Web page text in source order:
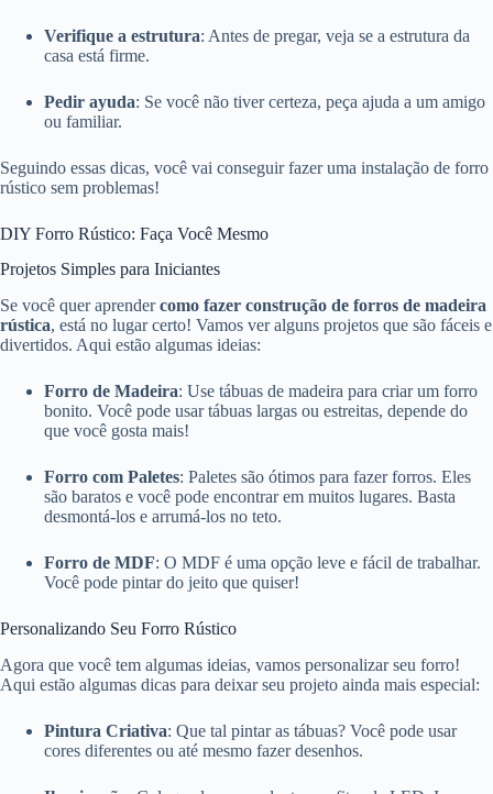
Verifique a estrutura: Antes de pregar, veja se a estrutura da
casa está firme.
Pedir ayuda: Se você não tiver certeza, peça ajuda a um amigo
ou familiar.
Seguindo essas dicas, você vai conseguir fazer uma instalação de forro
rústico sem problemas!
DIY Forro Rústico: Faça Você Mesmo
Projetos Simples para Iniciantes
Se você quer aprendercomo fazer construção de forros de madeira
rústica, está no lugar certo! Vamos ver alguns projetos que são fáceis e
divertidos. Aqui estão algumas ideias:
Forro de Madeira: Use tábuas de madeira para criar um forro
bonito. Você pode usar tábuas largas ou estreitas, depende do
que você gosta mais!
Forro com Paletes: Paletes são ótimos para fazer forros. Eles
são baratos e você pode encontrar em muitos lugares. Basta
desmontá-los e arrumá-los no teto.
Forro de MDF: O MDF é uma opção leve e fácil de trabalhar.
Você pode pintar do jeito que quiser!
Personalizando Seu Forro Rústico
Agora que você tem algumas ideias, vamos personalizar seu forro!
Aqui estão algumas dicas para deixar seu projeto ainda mais especial:
Pintura Criativa: Que tal pintar as tábuas? Você pode usar
cores diferentes ou até mesmo fazer desenhos.